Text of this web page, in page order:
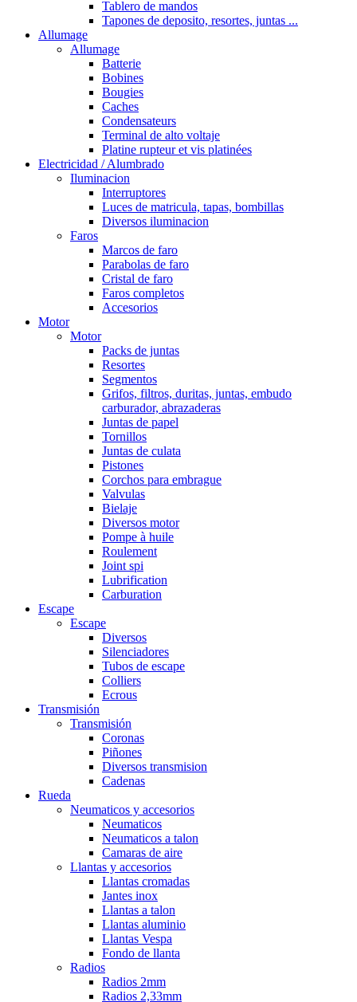
Tablero de mandos
Tapones de deposito, resortes, juntas ...
Allumage
Allumage
Batterie
Bobines
Bougies
Caches
Condensateurs
Terminal de alto voltaje
Platine rupteur et vis platinées
Electricidad / Alumbrado
Iluminacion
Interruptores
Luces de matricula, tapas, bombillas
Diversos iluminacion
Faros
Marcos de faro
Parabolas de faro
Cristal de faro
Faros completos
Accesorios
Motor
Motor
Packs de juntas
Resortes
Segmentos
Grifos, filtros, duritas, juntas, embudo
carburador, abrazaderas
Juntas de papel
Tornillos
Juntas de culata
Pistones
Corchos para embrague
Valvulas
Bielaje
Diversos motor
Pompe à huile
Roulement
Joint spi
Lubrification
Carburation
Escape
Escape
Diversos
Silenciadores
Tubos de escape
Colliers
Ecrous
Transmisión
Transmisión
Coronas
Piñones
Diversos transmision
Cadenas
Rueda
Neumaticos y accesorios
Neumaticos
Neumaticos a talon
Camaras de aire
Llantas y accesorios
Llantas cromadas
Jantes inox
Llantas a talon
Llantas aluminio
Llantas Vespa
Fondo de llanta
Radios
Radios 2mm
Radios 2,33mm